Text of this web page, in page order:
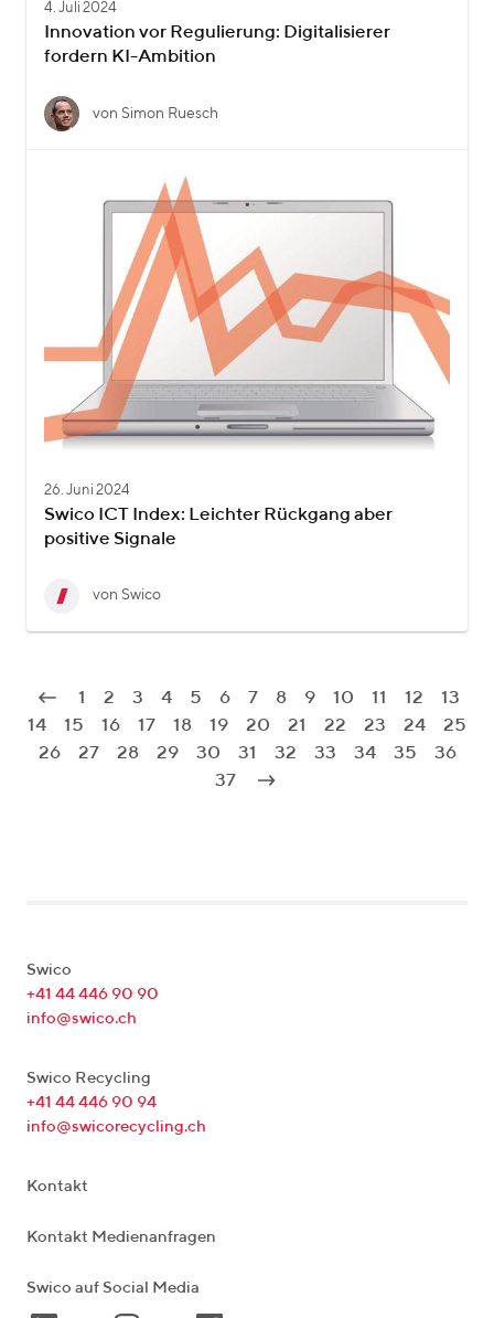
4. Juli 2024
Innovation vor Regulierung: Digitalisierer
fordern KI-Ambition
von Simon Ruesch
26. Juni 2024
Swico ICT Index: Leichter Rückgang aber
positive Signale
von Swico
1 2 3 4 5 6 7 8 9 10 11 12
13
14
15 16 17 18 19 20 21 22 23 24
25
26
27 28 29 30 31 32 33 34 35
36
37
Swico
+41 44 446 90 90
info@swico.ch
Swico Recycling
+41 44 446 90 94
info@swicorecycling.ch
Kontakt
Kontakt Medienanfragen
Swico auf Social Media